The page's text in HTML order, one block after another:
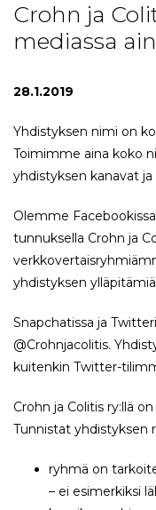
Crohn ja
mediassa
28.1.2019
Yhdistyksen nimi on
Toimimme aina koko
yhdistyksen kanavat
Olemme
tunnuksella Crohn ja
yhdistyksen
Snapchatissa ja
@Crohnjacolitis.
kuitenkin Twitter-
Crohn ja Colitis ry:llä
Tunnistat yhdistyksen
ryhmä on
– ei esimerkiksi